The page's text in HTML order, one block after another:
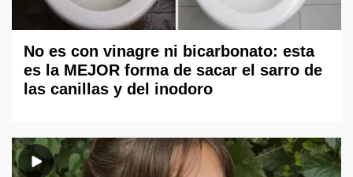
No es con vinagre ni bicarbonato: esta
es la MEJOR forma de sacar el sarro de
las canillas y del inodoro